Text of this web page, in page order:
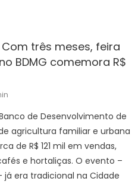
três meses, feira
BDMG comemora R$
de Desenvolvimento de
agricultura familiar e urbana
de R$ 121 mil em vendas,
e hortaliças. O evento –
era tradicional na Cidade